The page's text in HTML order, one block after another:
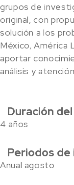
grupos de
original, con
solución a los
México, América
aportar
análisis y
Duración
4 años
Periodos de
Anual agosto